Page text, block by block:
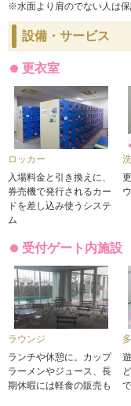
※水面より肩のでない人は保
設備・サービス
更衣室
ロッカー
入場料金と引き換えに、
券売機で発行されるカー
ドを差し込み使うシステ
ム
受付ゲート内施設
ラウンジ
ランチや休憩に。カップ
ラーメンやジュース、長
期休暇には軽食の販売も